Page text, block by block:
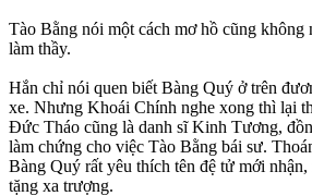
Tào Bằng nói một cách mơ hồ cũng
làm thầy.
Hắn chỉ nói quen biết Bàng Quý ở trên
xe. Nhưng Khoái Chính nghe xong thì lại
Đức Tháo cũng là danh sĩ Kinh Tương,
làm chứng cho việc Tào Bằng bái sư.
Bàng Quý rất yêu thích tên đệ tử mới
tặng xa trượng.